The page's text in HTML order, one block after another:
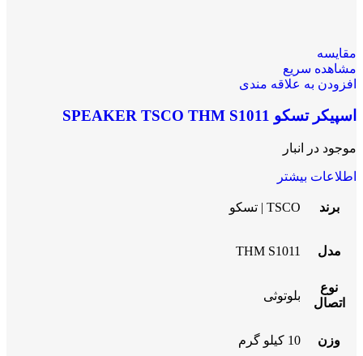
مقایسه
مشاهده سریع
افزودن به علاقه مندی
اسپیکر تسکو SPEAKER TSCO THM S1011
موجود در انبار
اطلاعات بیشتر
برند TSCO | تسکو
مدل THM S1011
نوع
اتصال
بلوتوثی
وزن 10 کیلو گرم